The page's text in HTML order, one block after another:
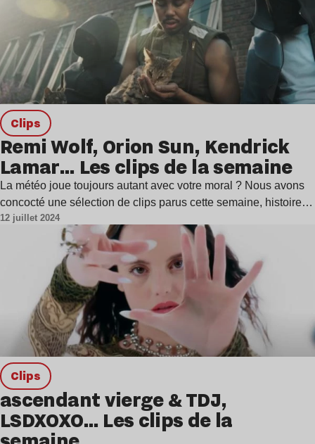
clips
Remi Wolf, Orion Sun, Kendrick
Lamar… Les clips de la semaine
La météo joue toujours autant avec votre moral ? Nous avons
concocté une sélection de clips parus cette semaine, histoire…
12 juillet 2024
clips
ascendant vierge & TDJ,
LSDXOXO… Les clips de la